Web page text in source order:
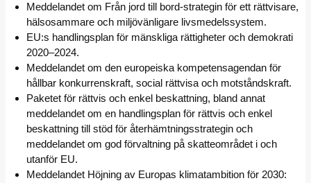
Meddelandet om Från jord till bord-strategin för ett rättvisare,
hälsosammare och miljövänligare livsmedelssystem.
EU:s handlingsplan för mänskliga rättigheter och demokrati
2020–2024.
Meddelandet om den europeiska kompetensagendan för
hållbar konkurrenskraft, social rättvisa och motståndskraft.
Paketet för rättvis och enkel beskattning, bland annat
meddelandet om en handlingsplan för rättvis och enkel
beskattning till stöd för återhämtningsstrategin och
meddelandet om god förvaltning på skatteområdet i och
utanför EU.
Meddelandet Höjning av Europas klimatambition för 2030: